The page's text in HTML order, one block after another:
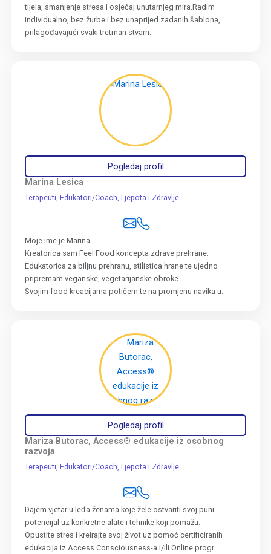
tijela, smanjenje stresa i osjećaj unutarnjeg mira.Radim
individualno, bez žurbe i bez unaprijed zadanih šablona,
prilagođavajući svaki tretman stvarn...
Pogledaj profil
Marina Lesica
Terapeuti Edukatori/Coach Ljepota i Zdravlje
Moje ime je Marina.
Kreatorica sam Feel Food koncepta zdrave prehrane.
Edukatorica za biljnu prehranu, stilistica hrane te ujedno
pripremam veganske, vegetarijanske obroke.
Svojim food kreacijama potičem te na promjenu navika u...
Pogledaj profil
Mariza Butorac, Access® edukacije iz osobnog
razvoja
Terapeuti Edukatori/Coach Ljepota i Zdravlje
Dajem vjetar u leđa ženama koje žele ostvariti svoj puni
potencijal uz konkretne alate i tehnike koji pomažu.
Opustite stres i kreirajte svoj život uz pomoć certificiranih
edukacija iz Access Consciousness-a i/ili Online progr...